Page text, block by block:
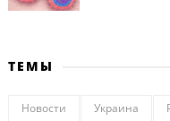
ТЕМЫ
Новости Украина